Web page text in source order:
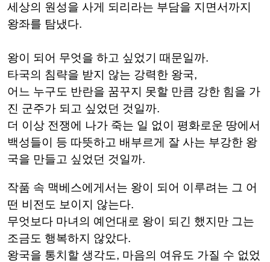
세상의 원성을 사게 되리라는 부담을 지면서까지
왕좌를 탐냈다.
왕이 되어 무엇을 하고 싶었기 때문일까.
타국의 침략을 받지 않는 강력한 왕국,
어느 누구도 반란을 꿈꾸지 못할 만큼 강한 힘을 가
진 군주가 되고 싶었던 것일까.
더 이상 전쟁에 나가 죽는 일 없이 평화로운 땅에서
백성들이 등 따뜻하고 배부르게 잘 사는 부강한 왕
국을 만들고 싶었던 것일까.
작품 속 맥베스에게서는 왕이 되어 이루려는 그 어
떤 비전도 보이지 않는다.
무엇보다 마녀의 예언대로 왕이 되긴 했지만 그는
조금도 행복하지 않았다.
왕국을 통치할 생각도, 마음의 여유도 가질 수 없었